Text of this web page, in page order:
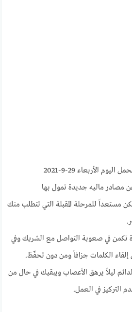
الأربعاء 29-9-2021
مصادر ماليه جديدة تمول بها
مستعداً للمرحلة المقبلة التي تتطلب منك
تكمن في صعوبة التواصل مع الشريك وفي
الكلمات جزافاً ومن دون تحفّظ.
ليلاً يرهق الأعصاب ويبقيك في حال من
التركيز في العمل.